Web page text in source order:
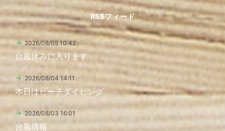
RSSフィード
2026/08/05 10:42
台風休みに入ります
2026/08/04 14:11
本日はビーチダイビング
2026/08/03 16:01
台風情報